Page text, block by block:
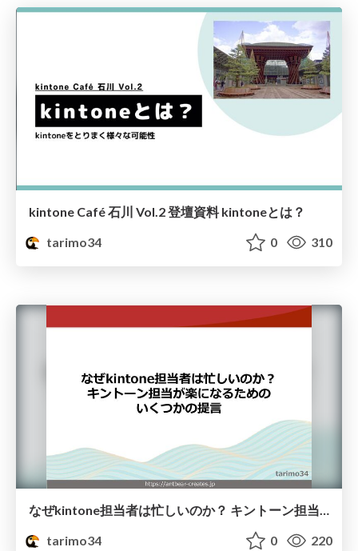
kintone Café 石川 Vol.2 登壇資料 kintoneとは？
tarimo34
0 310
tarimo34
0 220